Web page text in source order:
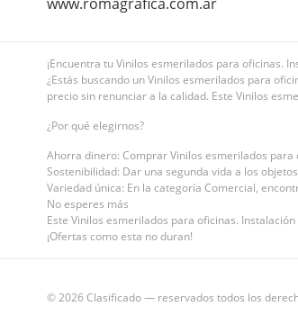
¡Encuentra tu Vinilos esmerilados para oficinas.
¿Estás buscando un Vinilos esmerilados para
precio sin renunciar a la calidad. Este Vinilos
¿Por qué elegirnos?
Ahorra dinero: Comprar Vinilos esmerilados
Sostenibilidad: Dar una segunda vida a los
Variedad única: En la categoría Comercial,
No esperes más
Este Vinilos esmerilados para oficinas.
¡Ofertas como esta no duran!
© 2026 Clasificado — reservados todos los